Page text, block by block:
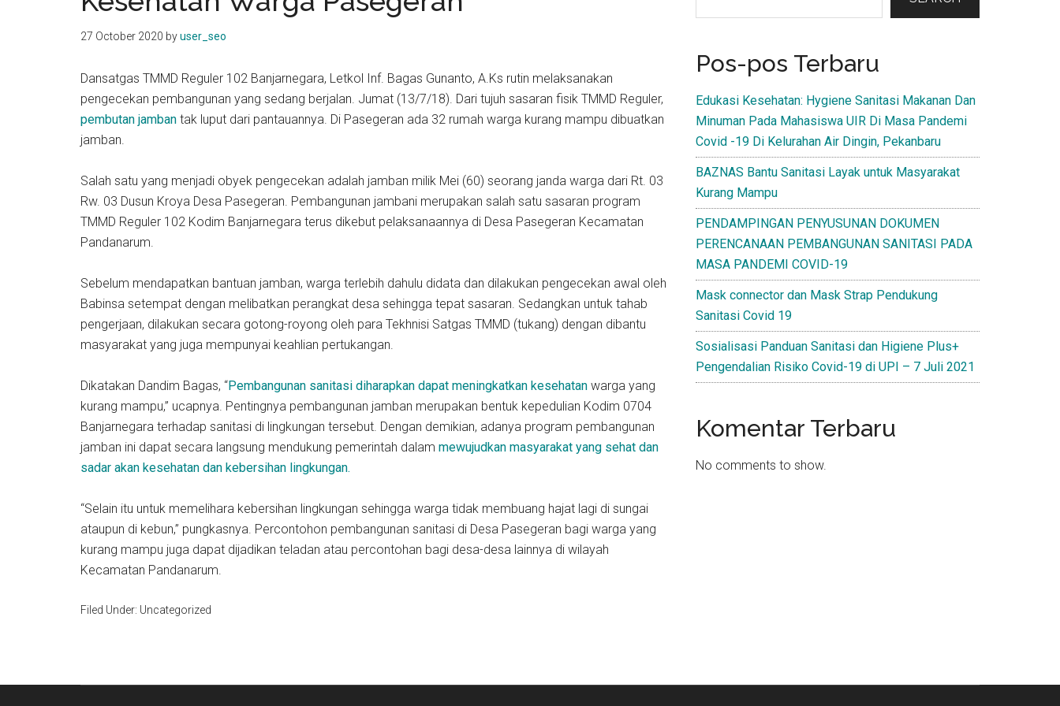
kit
indonesia
27 October 2020 byuser_seo
Dansatgas TMMD Reguler 102 Banjarnegara, Letkol Inf. Bagas Gunanto, A.Ks rutin melaksanakan
pengecekan pembangunan yang sedang berjalan. Jumat (13/7/18). Dari tujuh sasaran fisik TMMD Reguler,
pembutan jamban tak luput dari pantauannya. Di Pasegeran ada 32 rumah warga kurang mampu dibuatkan
jamban.
Salah satu yang menjadi obyek pengecekan adalah jamban milik Mei (60) seorang janda warga dari Rt. 03
Rw. 03 Dusun Kroya Desa Pasegeran. Pembangunan jambani merupakan salah satu sasaran program
TMMD Reguler 102 Kodim Banjarnegara terus dikebut pelaksanaannya di Desa Pasegeran Kecamatan
Pandanarum.
Sebelum mendapatkan bantuan jamban, warga terlebih dahulu didata dan dilakukan pengecekan awal oleh
Babinsa setempat dengan melibatkan perangkat desa sehingga tepat sasaran. Sedangkan untuk tahab
pengerjaan, dilakukan secara gotong-royong oleh para Tekhnisi Satgas TMMD (tukang) dengan dibantu
masyarakat yang juga mempunyai keahlian pertukangan.
Dikatakan Dandim Bagas, “Pembangunan sanitasi diharapkan dapat meningkatkan kesehatan warga yang
kurang mampu,” ucapnya. Pentingnya pembangunan jamban merupakan bentuk kepedulian Kodim 0704
Banjarnegara terhadap sanitasi di lingkungan tersebut. Dengan demikian, adanya program pembangunan
jamban ini dapat secara langsung mendukung pemerintah dalam mewujudkan masyarakat yang sehat dan
sadar akan kesehatan dan kebersihan lingkungan.
“Selain itu untuk memelihara kebersihan lingkungan sehingga warga tidak membuang hajat lagi di sungai
ataupun di kebun,” pungkasnya. Percontohon pembangunan sanitasi di Desa Pasegeran bagi warga yang
kurang mampu juga dapat dijadikan teladan atau percontohan bagi desa-desa lainnya di wilayah
Kecamatan Pandanarum.
Filed Under: Uncategorized
Pos-pos Terbaru
Edukasi Kesehatan: Hygiene Sanitasi Makanan Dan
Minuman Pada Mahasiswa UIR Di Masa Pandemi
Covid -19 Di Kelurahan Air Dingin, Pekanbaru
BAZNAS Bantu Sanitasi Layak untuk Masyarakat
Kurang Mampu
PENDAMPINGAN PENYUSUNAN DOKUMEN
PERENCANAAN PEMBANGUNAN SANITASI PADA
MASA PANDEMI COVID-19
Mask connector dan Mask Strap Pendukung
Sanitasi Covid 19
Sosialisasi Panduan Sanitasi dan Higiene Plus+
Pengendalian Risiko Covid-19 di UPI – 7 Juli 2021
Komentar Terbaru
No comments to show.